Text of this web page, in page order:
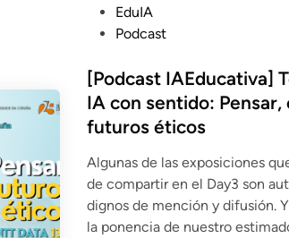
i
c
a
o
e
n
EduIA
Podcast
[Podcast IAEducativa]
IA con sentido:
futuros éticos
Algunas de las exposiciones
de compartir en el Day3 son
dignos de mención y difusión.
la ponencia de nuestro